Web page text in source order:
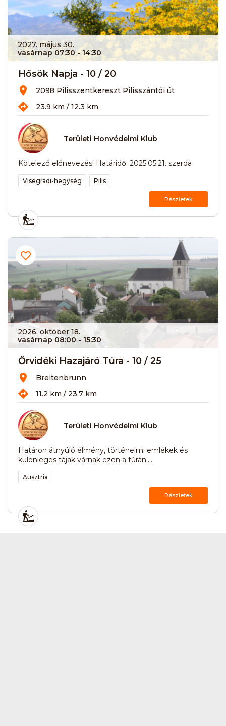
2027. május 30.
vasárnap 07:30 - 14:30
Hősök Napja - 10 / 20
2098 Pilisszentkereszt Pilisszántói út
23.9 km / 12.3 km
Területi Honvédelmi Klub
Kötelező előnevezés! Határidő: 2025.05.21. szerda
Visegrádi-hegység Pilis
Részletek
2026. október 18.
vasárnap 08:00 - 15:30
Őrvidéki Hazajáró Túra - 10 / 25
Breitenbrunn
11.2 km / 23.7 km
Területi Honvédelmi Klub
Határon átnyúló élmény, történelmi emlékek és
különleges tájak várnak ezen a túrán....
Ausztria
Részletek